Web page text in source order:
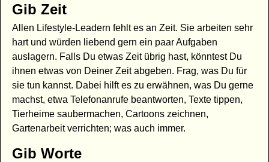
Gib Zeit
Allen Lifestyle-Leadern fehlt es an Zeit. Sie arbeiten sehr
hart und würden liebend gern ein paar Aufgaben
auslagern. Falls Du etwas Zeit übrig hast, könntest Du
ihnen etwas von Deiner Zeit abgeben. Frag, was Du für
sie tun kannst. Dabei hilft es zu erwähnen, was Du gerne
machst, etwa Telefonanrufe beantworten, Texte tippen,
Tierheime saubermachen, Cartoons zeichnen,
Gartenarbeit verrichten; was auch immer.
Gib Worte